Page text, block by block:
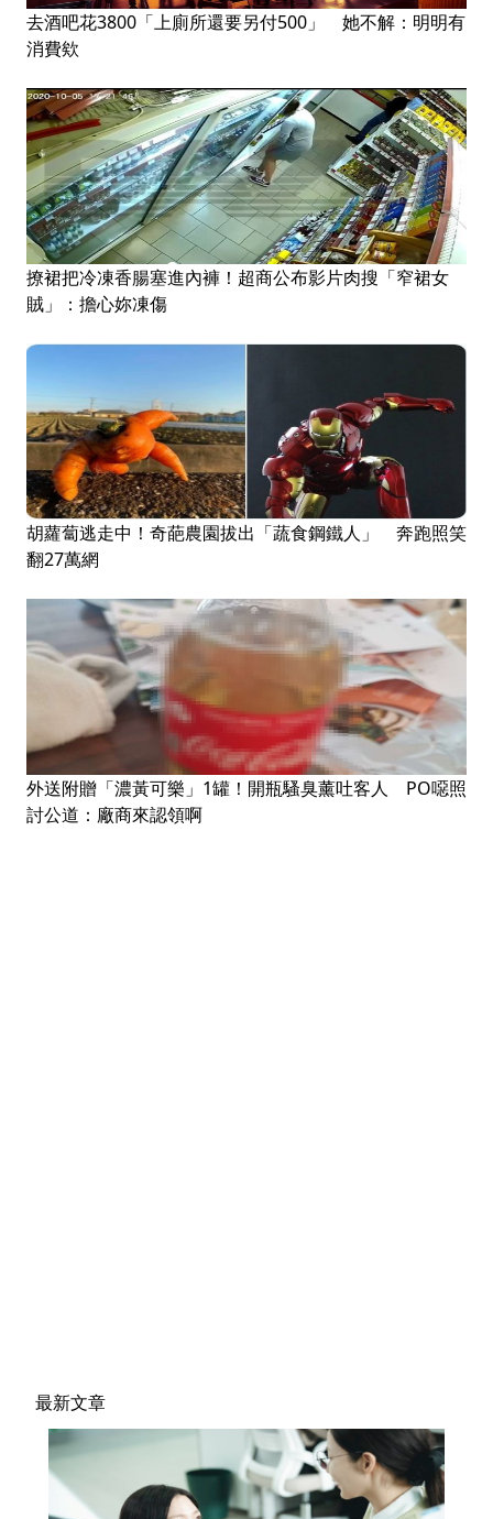
去酒吧花3800「上廁所還要另付500」 她不解：明明有
消費欸
撩裙把冷凍香腸塞進內褲！超商公布影片肉搜「窄裙女
賊」：擔心妳凍傷
胡蘿蔔逃走中！奇葩農園拔出「蔬食鋼鐵人」 奔跑照笑
翻27萬網
外送附贈「濃黃可樂」1罐！開瓶騷臭薰吐客人 PO噁照
討公道：廠商來認領啊
最新文章